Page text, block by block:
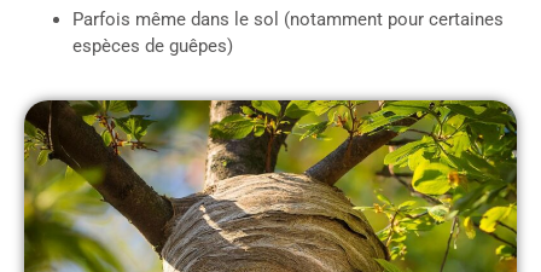
Parfois même dans le sol (notamment pour certaines
espèces de guêpes)